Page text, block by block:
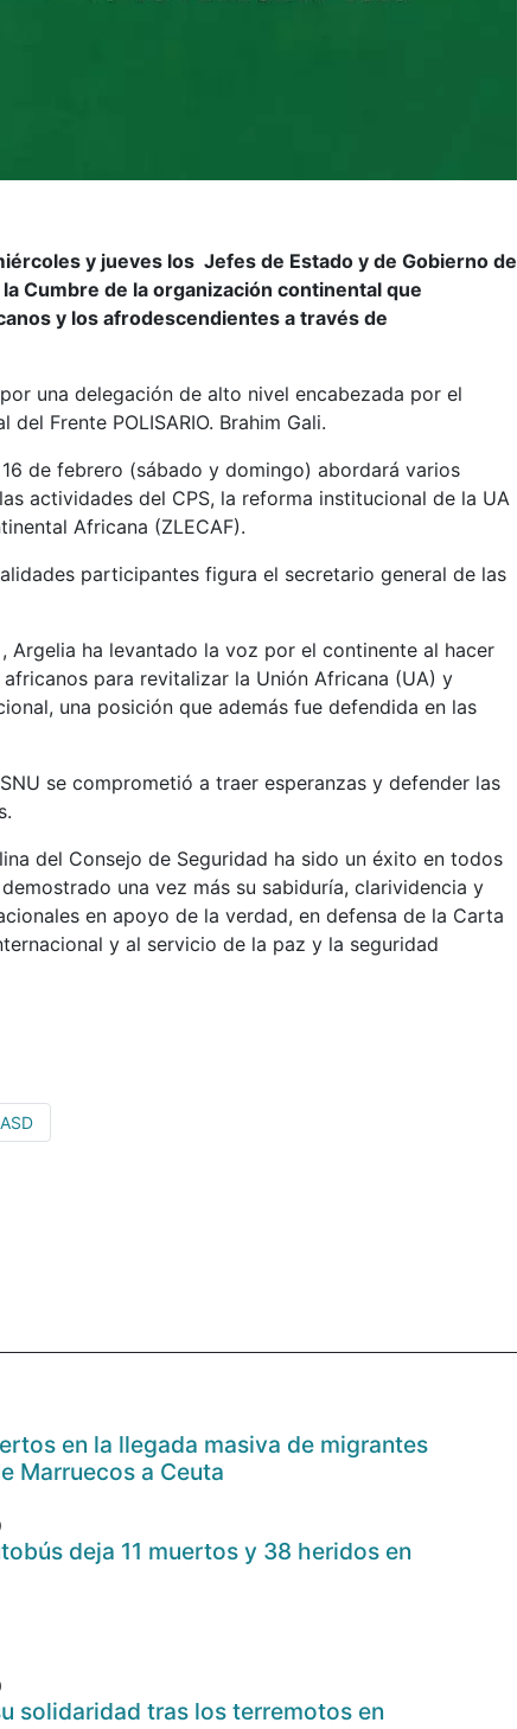
y jueves los Jefes de Estado y de Gobierno de
Cumbre de la organización continental que
y los afrodescendientes a través de
una delegación de alto nivel encabezada por el
Frente POLISARIO. Brahim Gali.
de febrero (sábado y domingo) abordará varios
actividades del CPS, la reforma institucional de la UA
Africana (ZLECAF).
participantes figura el secretario general de las
Argelia ha levantado la voz por el continente al hacer
para revitalizar la Unión Africana (UA) y
una posición que además fue defendida en las
se comprometió a traer esperanzas y defender las
del Consejo de Seguridad ha sido un éxito en todos
una vez más su sabiduría, clarividencia y
en apoyo de la verdad, en defensa de la Carta
y al servicio de la paz y la seguridad
en la llegada masiva de migrantes
Marruecos a Ceuta
deja 11 muertos y 38 heridos en
solidaridad tras los terremotos en